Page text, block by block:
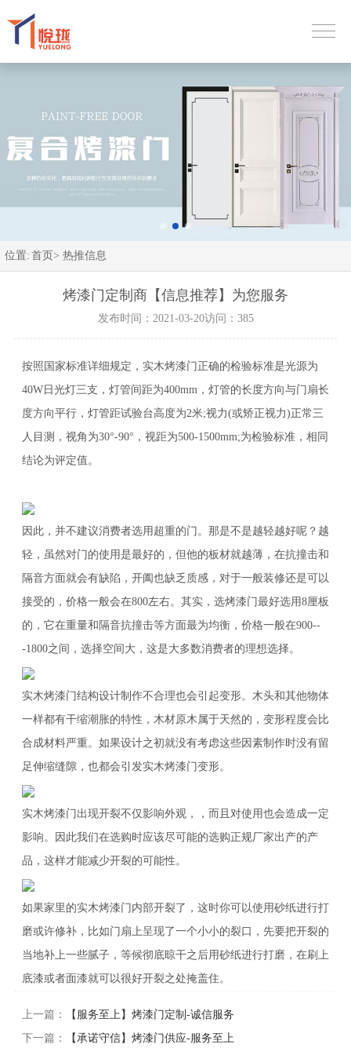
位置: 首页> 热推信息
烤漆门定制商【信息推荐】为您服务
发布时间：2021-03-20访问：385
按照国家标准详细规定，实木烤漆门正确的检验标准是光源为
40W日光灯三支，灯管间距为400mm，灯管的长度方向与门扇长
度方向平行，灯管距试验台高度为2米;视力(或矫正视力)正常三
人目测，视角为30°-90°，视距为500-1500mm;为检验标准，相同
结论为评定值。
因此，并不建议消费者选用超重的门。那是不是越轻越好呢？越
轻，虽然对门的使用是最好的，但他的板材就越薄，在抗撞击和
隔音方面就会有缺陷，开阖也缺乏质感，对于一般装修还是可以
接受的，价格一般会在800左右。其实，选烤漆门最好选用8厘板
的，它在重量和隔音抗撞击等方面最为均衡，价格一般在900--
-1800之间，选择空间大，这是大多数消费者的理想选择。
实木烤漆门结构设计制作不合理也会引起变形。木头和其他物体
一样都有干缩潮胀的特性，木材原木属于天然的，变形程度会比
合成材料严重。如果设计之初就没有考虑这些因素制作时没有留
足伸缩缝隙，也都会引发实木烤漆门变形。
实木烤漆门出现开裂不仅影响外观，，而且对使用也会造成一定
影响。因此我们在选购时应该尽可能的选购正规厂家出产的产
品，这样才能减少开裂的可能性。
如果家里的实木烤漆门内部开裂了，这时你可以使用砂纸进行打
磨或许修补，比如门扇上呈现了一个小小的裂口，先要把开裂的
当地补上一些腻子，等候彻底晾干之后用砂纸进行打磨，在刷上
底漆或者面漆就可以很好开裂之处掩盖住。
上一篇：
【服务至上】烤漆门定制-诚信服务
下一篇：
【承诺守信】烤漆门供应-服务至上